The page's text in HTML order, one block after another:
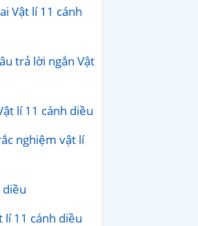
Vật lí 11 cánh
trả lời ngắn Vật
lí 11 cánh diều
nghiệm vật lí
lí 11 cánh diều